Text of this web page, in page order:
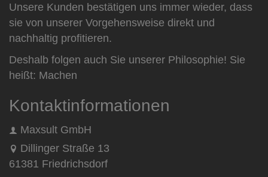
Unsere Kunden bestätigen uns immer wieder, dass
sie von unserer Vorgehensweise direkt und
nachhaltig profitieren.
Deshalb folgen auch Sie unserer Philosophie! Sie
heißt: Machen
Kontaktinformationen
Maxsult GmbH
Dillinger Straße 13
61381 Friedrichsdorf